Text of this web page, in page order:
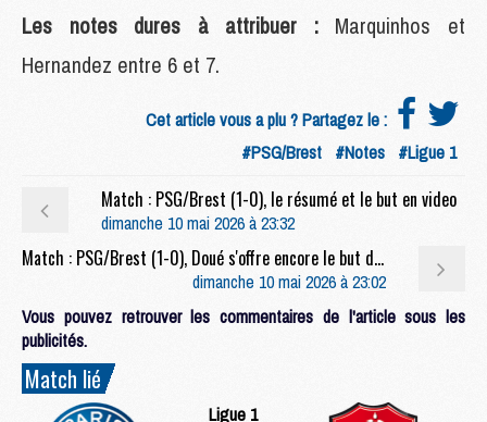
Les notes dures à attribuer : Marquinhos et
Hernandez entre 6 et 7.
Cet article vous a plu ? Partagez le :
#PSG/Brest #Notes #Ligue 1
Match : PSG/Brest (1-0), le résumé et le but en video
dimanche 10 mai 2026 à 23:32
Match : PSG/Brest (1-0), Doué s'offre encore le but du titre
dimanche 10 mai 2026 à 23:02
Vous pouvez retrouver les commentaires de l'article sous les
publicités.
Match lié
Ligue 1